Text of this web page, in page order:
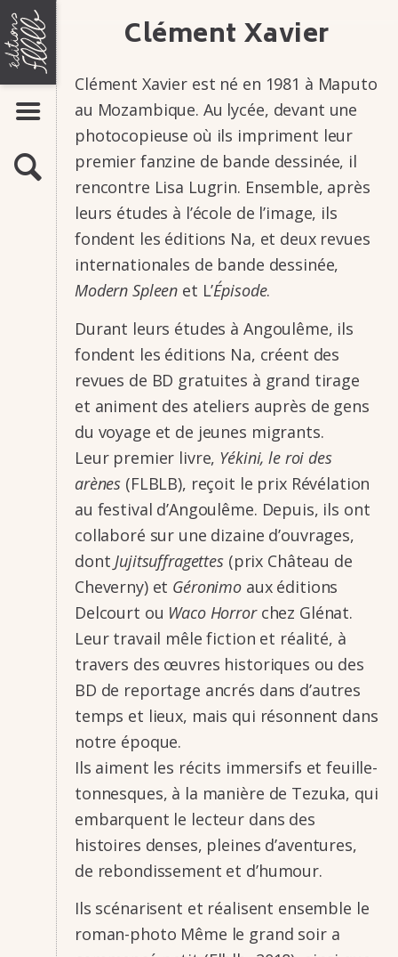
ÉDITIONS
FLBLB
MAISON
D'ÉDITION
BANDE
DESSINÉE,
ROMAN-
PHOTO,
FLIP-
BOOK
RECHERCHE
AFFICHER LE MENU
LIVRES
Bandes dessinées
Romans-photos
Flipbooks
AUTEURS
ACTUALITÉS
ATELIERS
INFOS & CONTACTS
Présentation
Contacts
Stages
Manuscrits
Clément Xavier
Clément Xavier est né en 1981 à Maputo
au Mozam­bique. Au lycée, devant une
photo­co­pieuse où ils impriment leur
premier fanzine de bande dessi­née, il
rencontre Lisa Lugrin. Ensemble, après
leurs études à l’école de l’image, ils
fondent les éditions Na, et deux revues
inter­na­tio­nales de bande dessi­née,
Modern Spleen et L’Épisode.
Durant leurs études à Angou­lême, ils
fondent les éditions Na, créent des
revues de BD gratuites à grand tirage
et animent des ateliers auprès de gens
du voyage et de jeunes migrants.
Leur premier livre, Yékini, le roi des
arènes (FLBLB), reçoit le prix Révé­la­tion
au festi­val d’An­gou­lême. Depuis, ils ont
colla­boré sur une dizaine d’ou­vrages,
dont Jujit­suf­fra­gettes(prix Château de
Cheverny) et Géro­nimo aux éditions
Delcourt ou Waco Horrorchez Glénat.
Leur travail mêle fiction et réalité, à
travers des œuvres histo­riques ou des
BD de repor­tage ancrés dans d’autres
temps et lieux, mais qui résonnent dans
notre époque.
Ils aiment les récits immer­sifs et feuille­
ton­nesques, à la manière de Tezuka, qui
embarquent le lecteur dans des
histoires denses, pleines d’aven­tures,
de rebon­dis­se­ment et d’hu­mour.
Ils scéna­risent et réalisent ensemble le
roman-photo Même le grand soir a